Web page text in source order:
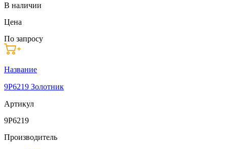
В наличии
Цена
По запросу
Название
9P6219 Золотник
Артикул
9P6219
Производитель